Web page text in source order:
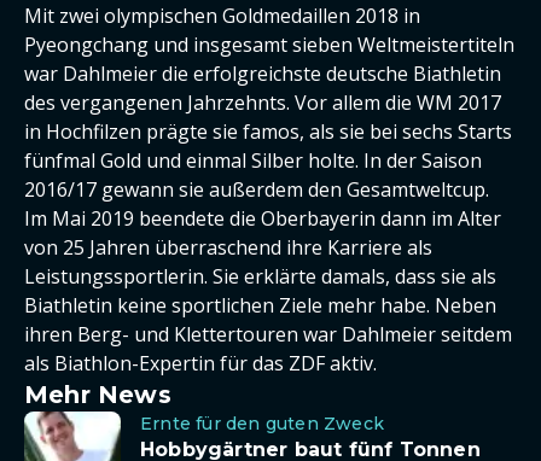
Mit zwei olympischen Goldmedaillen 2018 in
Pyeongchang und insgesamt sieben Weltmeistertiteln
war Dahlmeier die erfolgreichste deutsche Biathletin
des vergangenen Jahrzehnts. Vor allem die WM 2017
in Hochfilzen prägte sie famos, als sie bei sechs Starts
fünfmal Gold und einmal Silber holte. In der Saison
2016/17 gewann sie außerdem den Gesamtweltcup.
Im Mai 2019 beendete die Oberbayerin dann im Alter
von 25 Jahren überraschend ihre Karriere als
Leistungssportlerin. Sie erklärte damals, dass sie als
Biathletin keine sportlichen Ziele mehr habe. Neben
ihren Berg- und Klettertouren war Dahlmeier seitdem
als Biathlon-Expertin für das ZDF aktiv.
Mehr News
Ernte für den guten Zweck
Hobbygärtner baut fünf Tonnen